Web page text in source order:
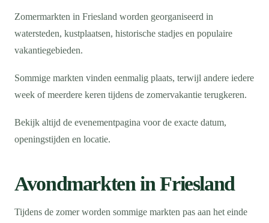
Zomermarkten in Friesland worden georganiseerd in
watersteden, kustplaatsen, historische stadjes en populaire
vakantiegebieden.
Sommige markten vinden eenmalig plaats, terwijl andere iedere
week of meerdere keren tijdens de zomervakantie terugkeren.
Bekijk altijd de evenementpagina voor de exacte datum,
openingstijden en locatie.
Avondmarkten in Friesland
Tijdens de zomer worden sommige markten pas aan het einde